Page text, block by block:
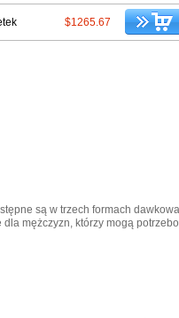
$1265.67
są w trzech formach
mężczyzn, którzy mogą